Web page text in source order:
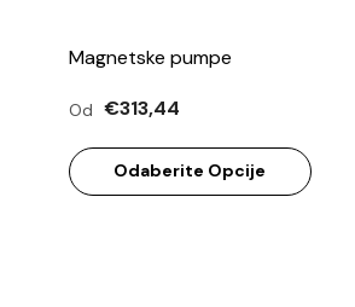
Magnetske pumpe
Od €313,44
Odaberite Opcije